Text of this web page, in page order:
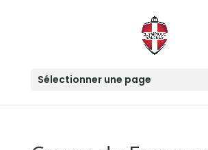
Sélectionner une page